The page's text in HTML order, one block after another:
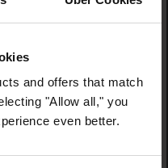
and offers that match
"Allow all," you
even better.
Bewertung von 5 von 5
Travel Size